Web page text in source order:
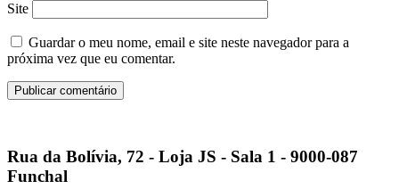
Site
Guardar o meu nome, email e site neste navegador para a
próxima vez que eu comentar.
Rua da Bolívia, 72 - Loja JS - Sala 1 - 9000-087
Funchal